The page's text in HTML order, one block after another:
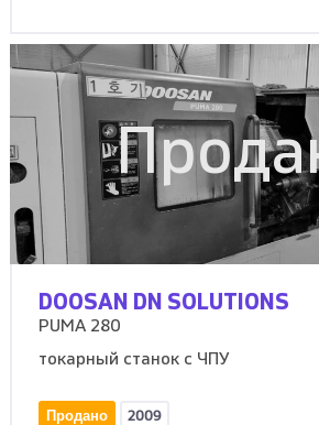
DOOSAN DN SOLUTIONS
PUMA 280
токарный станок с ЧПУ
Продано 2009